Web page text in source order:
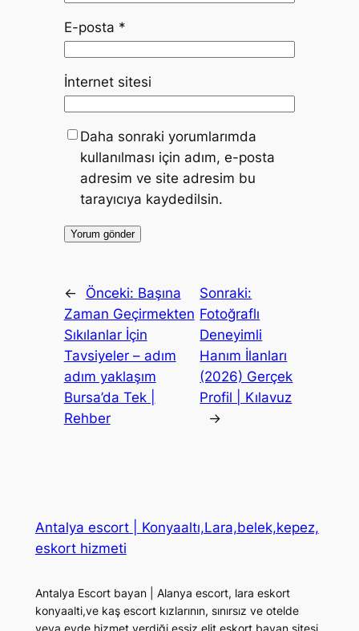
E-posta *
İnternet sitesi
Daha sonraki yorumlarımda
kullanılması için adım, e-posta
adresim ve site adresim bu
tarayıcıya kaydedilsin.
← Önceki: Başına
Zaman Geçirmekten
Sıkılanlar İçin
Tavsiyeler – adım
adım yaklaşım
Bursa’da Tek |
Rehber
Sonraki:
Fotoğraflı
Deneyimli
Hanım İlanları
(2026) Gerçek
Profil | Kılavuz
→
Antalya escort | Konyaaltı,Lara,belek,kepez,
eskort hizmeti
Antalya Escort bayan | Alanya escort, lara eskort
konyaalti,ve kaş escort kızlarının, sınırsız ve otelde
veya evde hizmet verdiği eşşiz elit eskort bayan sitesi